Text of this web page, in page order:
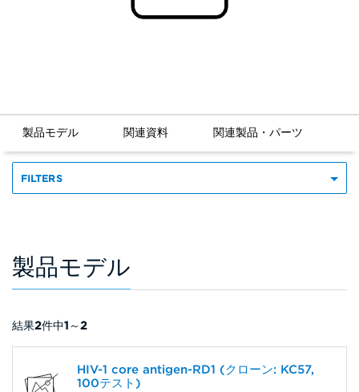
製品モデル 関連資料 関連製品・パーツ
FILTERS
製品モデル
結果2件中1 ～2
HIV-1 core antigen-RD1 (クローン: KC57,
100テスト)